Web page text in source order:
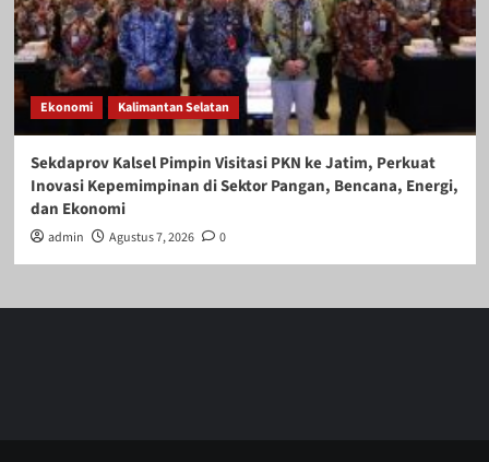
Ekonomi Kalimantan Selatan
Sekdaprov Kalsel Pimpin Visitasi PKN ke Jatim, Perkuat
Inovasi Kepemimpinan di Sektor Pangan, Bencana, Energi,
dan Ekonomi
admin Agustus 7, 2026 0